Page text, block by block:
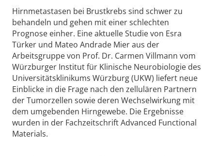
Hirnmetastasen bei Brustkrebs sind schwer zu
behandeln und gehen mit einer schlechten
Prognose einher. Eine aktuelle Studie von Esra
Türker und Mateo Andrade Mier aus der
Arbeitsgruppe von Prof. Dr. Carmen Villmann vom
Würzburger Institut für Klinische Neurobiologie des
Universitätsklinikums Würzburg (UKW) liefert neue
Einblicke in die Frage nach den zellulären Partnern
der Tumorzellen sowie deren Wechselwirkung mit
dem umgebenden Hirngewebe. Die Ergebnisse
wurden in der Fachzeitschrift Advanced Functional
Materials.